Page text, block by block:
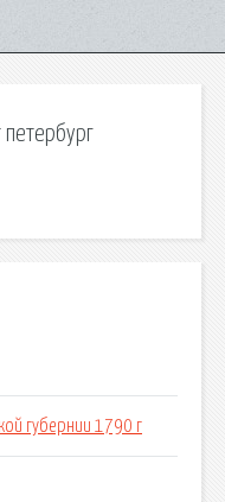
петербург
губернии 1790 г